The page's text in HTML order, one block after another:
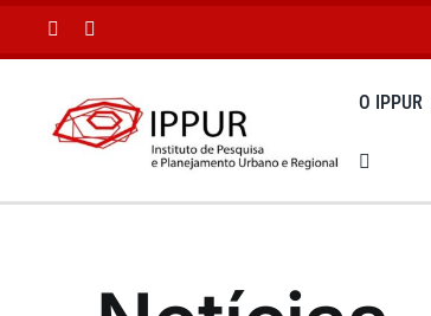
conteúdo
O IPPUR